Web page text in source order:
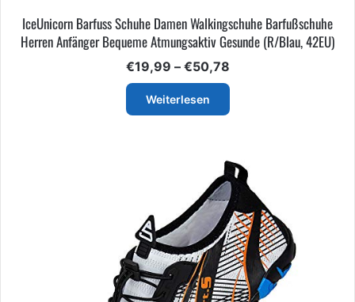
IceUnicorn Barfuss Schuhe Damen Walkingschuhe Barfußschuhe
Herren Anfänger Bequeme Atmungsaktiv Gesunde (R/Blau, 42EU)
€19,99 – €50,78Preisspanne:
€19,99
€50,78
Weiterlesen